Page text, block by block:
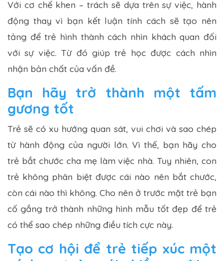
Với cơ chế khen – trách sẽ dựa trên sự việc, hành
động thay vì bạn kết luận tính cách sẽ tạo nên
tảng để trẻ hình thành cách nhìn khách quan đối
với sự việc. Từ đó giúp trẻ học được cách nhìn
nhận bản chất của vấn đề.
Bạn hãy trở thành một tấm
gương tốt
Trẻ sẽ có xu hướng quan sát, vui chơi và sao chép
từ hành động của người lớn. Vì thế, bạn hãy cho
trẻ bắt chước cha mẹ làm việc nhà. Tuy nhiên, con
trẻ không phân biệt được cái nào nên bắt chước,
còn cái nào thì không. Cho nên ở trước mặt trẻ bạn
cố gắng trở thành những hình mẫu tốt đẹp để trẻ
có thể sao chép những điều tích cực này.
Tạo cơ hội để trẻ tiếp xúc một